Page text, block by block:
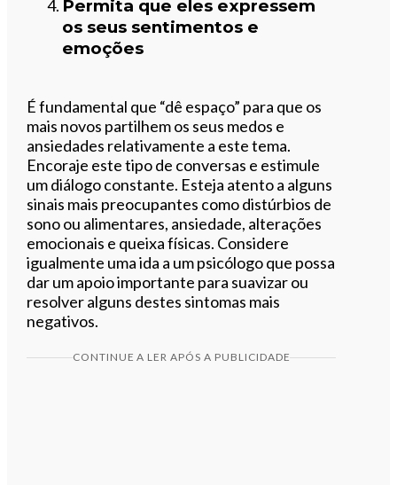
Permita que eles expressem
os seus sentimentos e
emoções
É fundamental que “dê espaço” para que os
mais novos partilhem os seus medos e
ansiedades relativamente a este tema.
Encoraje este tipo de conversas e estimule
um diálogo constante. Esteja atento a alguns
sinais mais preocupantes como distúrbios de
sono ou alimentares, ansiedade, alterações
emocionais e queixa físicas. Considere
igualmente uma ida a um psicólogo que possa
dar um apoio importante para suavizar ou
resolver alguns destes sintomas mais
negativos.
CONTINUE A LER APÓS A PUBLICIDADE